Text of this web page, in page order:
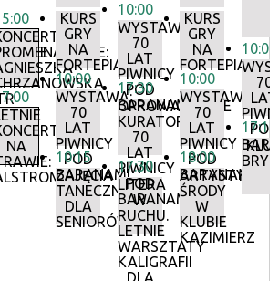
NA
KURS
GRY
NA
FORTEPIANIE
10:00
WYSTAWA:
70
LAT
PIWNICY
POD
BARANAMI
10:15
ZAJĘCIA
TANECZNE
DLA
SENIORÓW
10:00
WYSTAWA:
70
LAT
PIWNICY
POD
BARANAMI
17:30
OPROWADZANIE
KURATORSKIE:
70
LAT
PIWNICY
POD
BARANAMI
17:30
LITERA
W
RUCHU.
LETNIE
WARSZTATY
KALIGRAFII
DLA
KURS
GRY
NA
FORTEPIANIE
10:00
WYSTAWA:
70
LAT
PIWNICY
POD
BARANAMI
18:00
ŚRODY
W
KLUBIE
KAZIMIERZ
10:00
70
LAT
POD
17:15